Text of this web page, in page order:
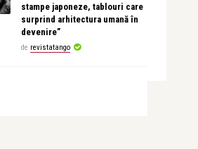
stampe japoneze, tablouri care
surprind arhitectura umană în
devenire”
de revistatango